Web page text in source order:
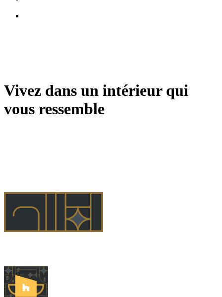
Vivez dans un intérieur qui
vous ressemble